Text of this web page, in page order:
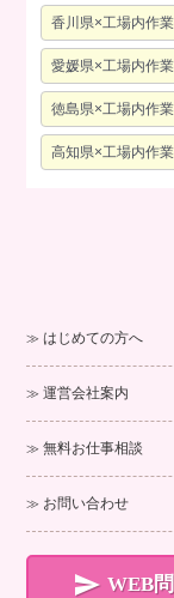
香川県×工場内作
愛媛県×工場内作
徳島県×工場内作
高知県×工場内作
はじめての方へ
運営会社案内
無料お仕事相談
お問い合わせ
 WEB